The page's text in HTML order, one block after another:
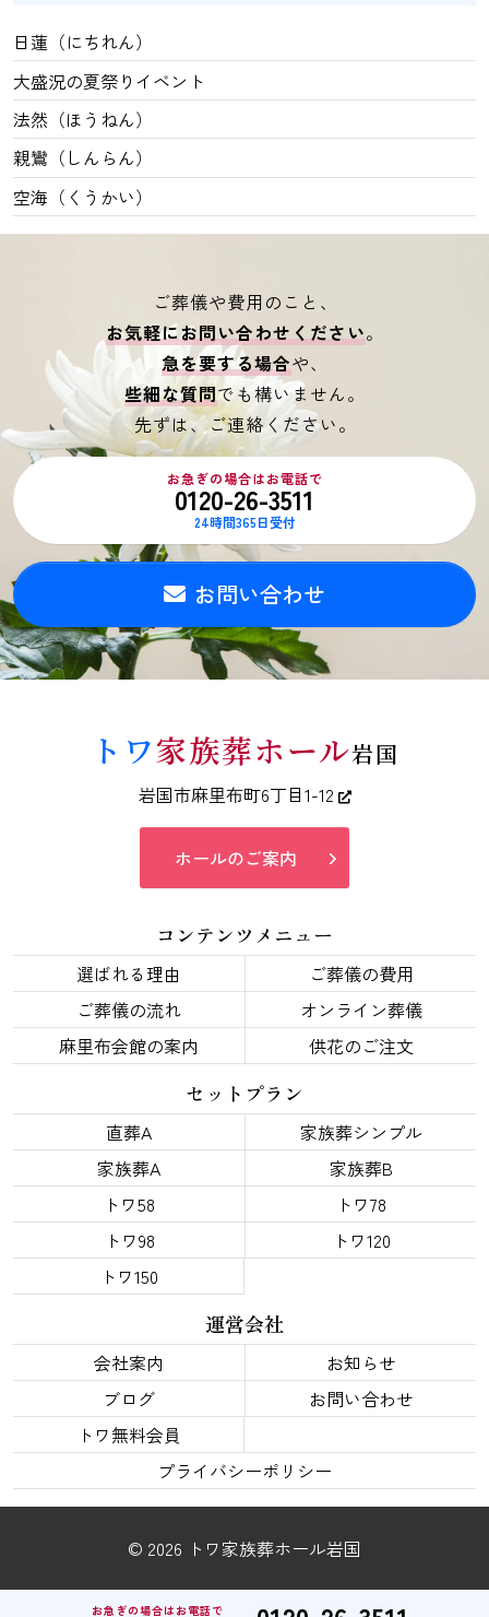
日蓮（にちれん）
大盛況の夏祭りイベント
法然（ほうねん）
親鸞（しんらん）
空海（くうかい）
ご葬儀や費用のこと、
お気軽にお問い合わせください。
急を要する場合や、
些細な質問でも構いません。
先ずは、ご連絡ください。
お急ぎの場合はお電話で
0120-26-3511
24時間365日受付
お問い合わせ
トワ家族葬ホール岩国
岩国市麻里布町6丁目1-12
ホールのご案内
コンテンツメニュー
選ばれる理由
ご葬儀の費用
ご葬儀の流れ
オンライン葬儀
麻里布会館の案内
供花のご注文
セットプラン
直葬A
家族葬シンプル
家族葬A
家族葬B
トワ58
トワ78
トワ98
トワ120
トワ150
運営会社
会社案内
お知らせ
ブログ
お問い合わせ
トワ無料会員
プライバシーポリシー
© 2026 トワ家族葬ホール岩国
お急ぎの場合はお電話で